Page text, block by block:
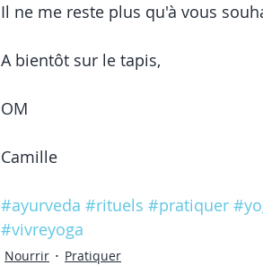
Il ne me reste plus qu'à vous
A bientôt sur le tapis,
OM
Camille
#ayurveda #rituels #pratiquer
#vivreyoga
Nourrir Pratiquer